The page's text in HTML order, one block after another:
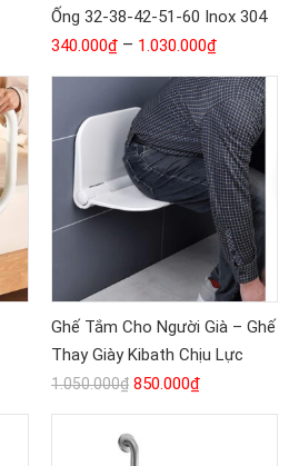
Ống 32-38-42-51-60 Inox 304
KB-925
340.000₫ – 1.030.000₫
Ghế Tắm Cho Người Già – Ghế
Thay Giày Kibath Chịu Lực
200Kg KB-333
1.050.000₫ 850.000₫